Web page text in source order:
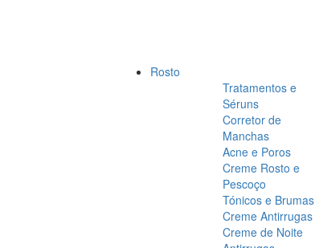
Rosto
Tratamentos e
Séruns
Corretor de
Manchas
Acne e Poros
Creme Rosto e
Pescoço
Tónicos e Brumas
Creme Antirrugas
Creme de Noite